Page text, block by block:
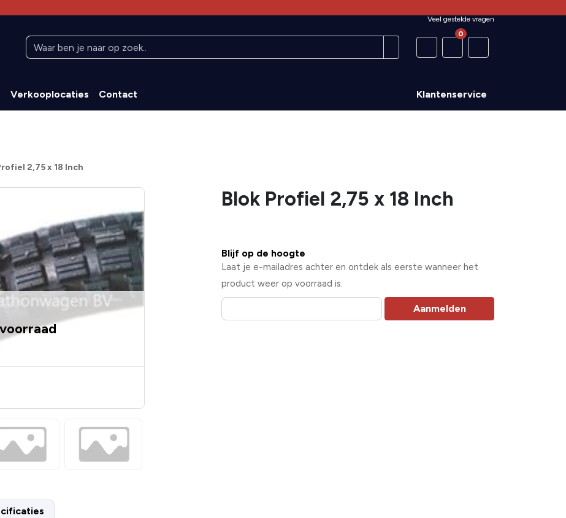
Veel gestelde vragen
0
Verkooplocaties Contact Klantenservice
2,75 x 18 Inch
Blok Profiel 2,75 x 18 Inch
Blijf op de hoogte
Laat je e-mailadres achter en ontdek als eerste wanneer het
product weer op voorraad is.
Aanmelden